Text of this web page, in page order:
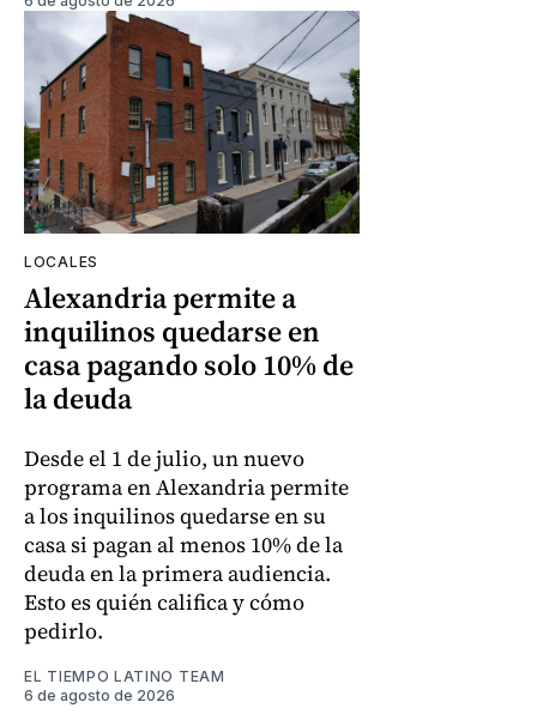
LOCALES
Alexandria permite a
inquilinos quedarse en
casa pagando solo 10% de
la deuda
Desde el 1 de julio, un nuevo
programa en Alexandria permite
a los inquilinos quedarse en su
casa si pagan al menos 10% de la
deuda en la primera audiencia.
Esto es quién califica y cómo
pedirlo.
EL TIEMPO LATINO TEAM
6 de agosto de 2026